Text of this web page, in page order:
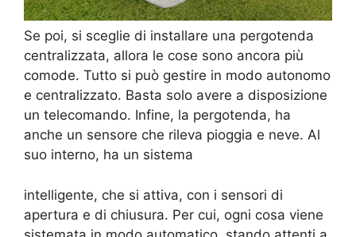
Se poi, si sceglie di installare una pergotenda
centralizzata, allora le cose sono ancora più
comode. Tutto si può gestire in modo autonomo
e centralizzato. Basta solo avere a disposizione
un telecomando. Infine, la pergotenda, ha
anche un sensore che rileva pioggia e neve. Al
suo interno, ha un sistema
intelligente, che si attiva, con i sensori di
apertura e di chiusura. Per cui, ogni cosa viene